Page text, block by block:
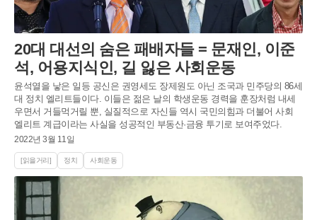
20대 대선의 숨은 패배자들 = 문재인, 이준
석, 어용지식인, 길 잃은 사회운동
윤석열을 낳은 일등 공신은 권영세도 장제원도 아닌 조국과 민주당의 86세
대 정치 엘리트들이다. 이들은 젊은 날의 학생운동 경력을 훈장처럼 내세
우면서 거들먹거릴 뿐, 실질적으로 자신들 역시 국민의힘과 더불어 사회
엘리트 계급이라는 사실을 성공적인 부동산·금융 투기로 보여주었다.
2022년 3월 11일
[읽을거리] 정치 사회운동